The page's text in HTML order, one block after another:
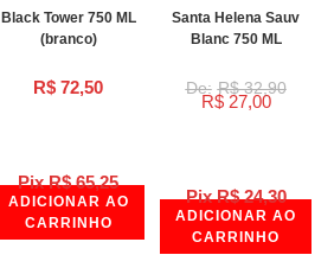
Pix R$65,25
Black Tower 750 ML
(branco)
R$ 72,50
ADICIONAR AO
CARRINHO
Pix R$24,30
Santa Helena Sauv
Blanc 750 ML
R$32,90
R$27,00
ADICIONAR AO
CARRINHO